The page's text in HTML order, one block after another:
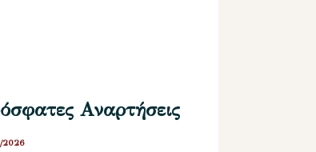
Αναρτήσεις
2026